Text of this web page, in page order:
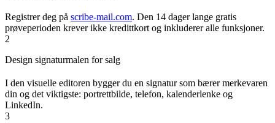
Registrer deg på scribe-mail.com. Den 14 dager lange gratis
prøveperioden krever ikke kredittkort og inkluderer alle funksjoner.
2
Design signaturmalen for salg
I den visuelle editoren bygger du en signatur som bærer merkevaren
din og det viktigste: portrettbilde, telefon, kalenderlenke og
LinkedIn.
3